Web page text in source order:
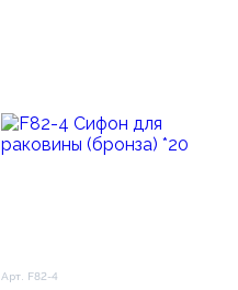
Арт. F82-4